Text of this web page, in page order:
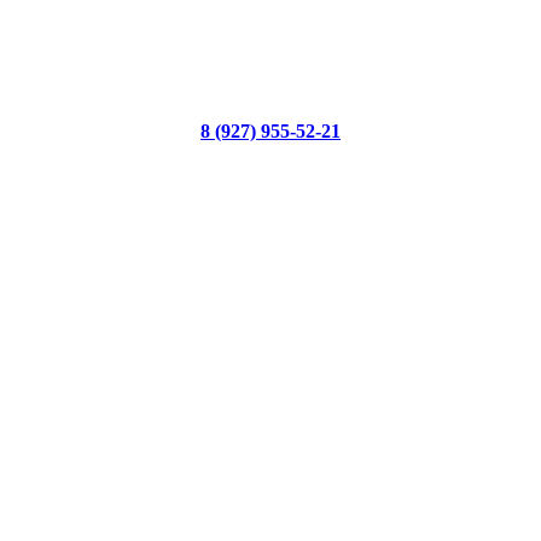
8 (927) 955-52-21